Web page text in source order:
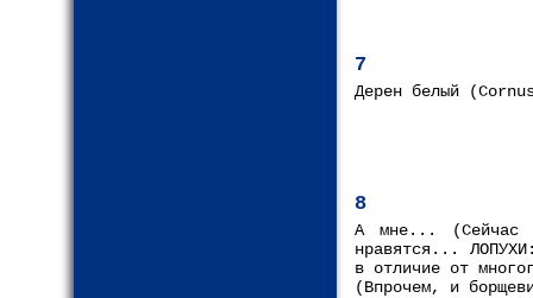
7
Дерен белый
8
А мне... (Сейчас
нравятся...
в отличие от
(Впрочем, и